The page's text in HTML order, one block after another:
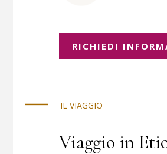
RICHIEDI
IL VIAGGIO
Viaggio in